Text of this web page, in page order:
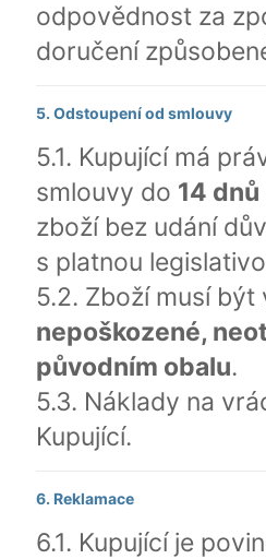
odpovědnost za
doručení
5. Odstoupení od smlouvy
5.1. Kupující má
smlouvy do 14 dnů
zboží bez udání
s platnou
5.2. Zboží musí být
nepoškozené,
původním obalu.
5.3. Náklady na
Kupující.
6. Reklamace
6.1. Kupující je